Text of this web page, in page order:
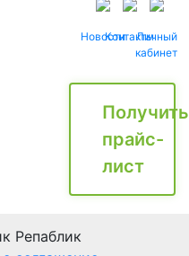
НовостиКонтактыЛичный
кабинет
Получить
прайс-
лист
Репаблик